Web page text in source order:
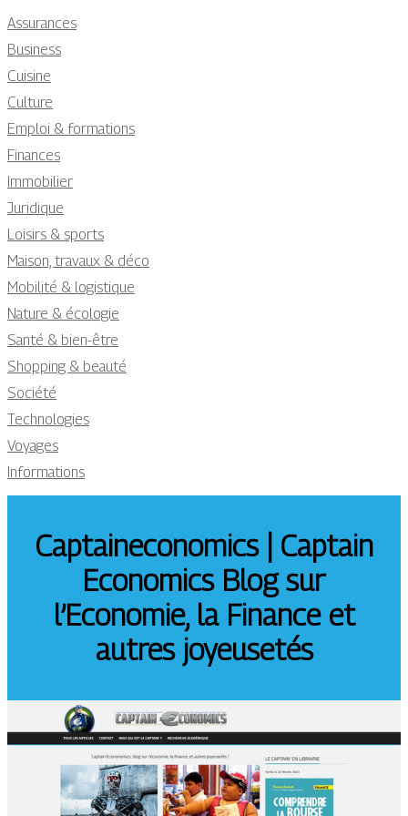
Assurances
Business
Cuisine
Culture
Emploi & formations
Finances
Immobilier
Juridique
Loisirs & sports
Maison, travaux & déco
Mobilité & logistique
Nature & écologie
Santé & bien-être
Shopping & beauté
Société
Technologies
Voyages
Informations
Cap­tainecono­mics | Captain
Economics Blog sur
l’Economie, la Finance et
autres joyeusetés